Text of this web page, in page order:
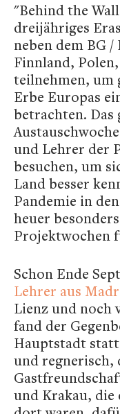
"Behind the
dreijähriges
neben dem BG
Finnland,
teilnehmen, um
Erbe Europas
betrachten.
und Lehrer der
besuchen, um
Land besser
Pandemie in
heuer
Projektwochen
Schon Ende
Lehrer aus
Lienz und noch
fand der
Hauptstadt
und regnerisch,
und Krakau, die